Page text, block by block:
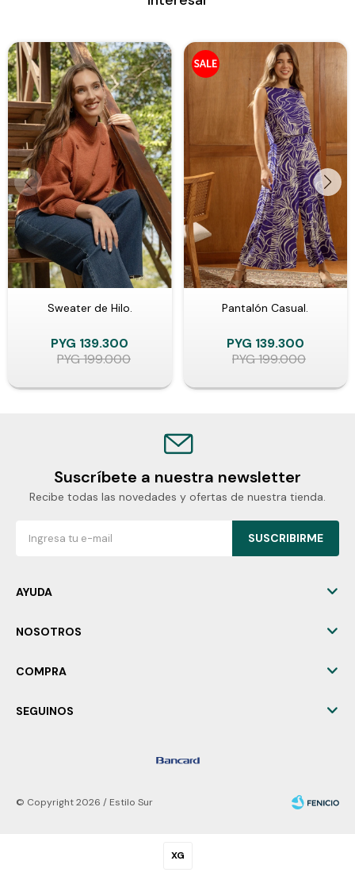
XG
Sweater de Hilo.
PYG 139.300
PYG199.000
Pantalón Casual.
PYG 139.300
PYG199.000
Suscríbete a nuestra newsletter
Recibe todas las novedades y ofertas de nuestra tienda.
SUSCRIBIRME
AYUDA
NOSOTROS
COMPRA
SEGUINOS
© Copyright 2026 / Estilo Sur